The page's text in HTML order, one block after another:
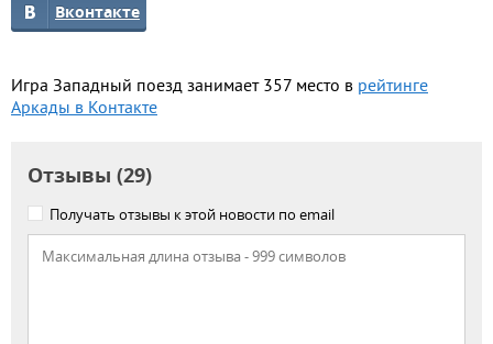
Вконтакте
Игра Западный поезд занимает 357 место в рейтинге
Аркады в Контакте
Отзывы (29)
Получать отзывы к этой новости по email